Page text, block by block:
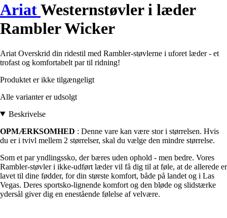
AriatWesternstøvler i læder
Rambler Wicker
Ariat Overskrid din ridestil med Rambler-støvlerne i uforet læder - et
trofast og komfortabelt par til ridning!
Produktet er ikke tilgængeligt
Alle varianter er udsolgt
Beskrivelse
OPMÆRKSOMHED : Denne vare kan være stor i størrelsen. Hvis
du er i tvivl mellem 2 størrelser, skal du vælge den mindre størrelse.
Som et par yndlingssko, der bæres uden ophold - men bedre. Vores
Rambler-støvler i ikke-udført læder vil få dig til at føle, at de allerede er
lavet til dine fødder, for din største komfort, både på landet og i Las
Vegas. Deres sportsko-lignende komfort og den bløde og slidstærke
ydersål giver dig en enestående følelse af velvære.